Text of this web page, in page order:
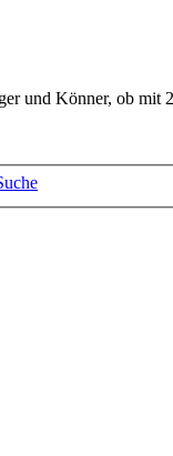
und Könner, ob mit